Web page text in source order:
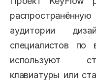
аудитории
специалистов
используют
клавиатуры или